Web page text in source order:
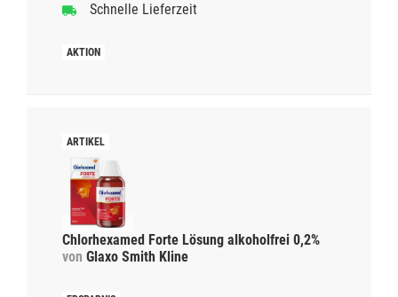
Schnelle Lieferzeit
Chlorhexamed Forte Lösung alkoholfrei 0,2%
von Glaxo Smith Kline